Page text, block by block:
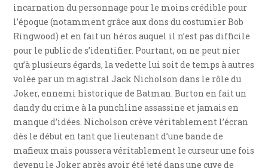
incarnation du personnage pour le moins crédible pour
l’époque (notamment grâce aux dons du costumier Bob
Ringwood) et en fait un héros auquel il n’est pas difficile
pour le public de s’identifier. Pourtant, on ne peut nier
qu’à plusieurs égards, la vedette lui soit de temps à autres
volée par un magistral Jack Nicholson dans le rôle du
Joker, ennemi historique de Batman. Burton en fait un
dandy du crime à la punchline assassine et jamais en
manque d’idées. Nicholson crève véritablement l’écran
dès le début en tant que lieutenant d’une bande de
mafieux mais poussera véritablement le curseur une fois
devenu le Joker après avoir été jeté dans une cuve de